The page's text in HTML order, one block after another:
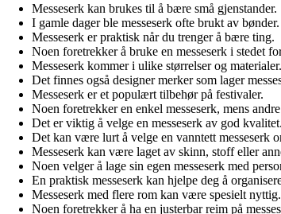
Messeserk kan brukes til å bære små gjenstander.
I gamle dager ble messeserk ofte brukt av bønder.
Messeserk er praktisk når du trenger å bære ting.
Noen foretrekker å bruke en messeserk i stedet
Messeserk kommer i ulike størrelser og materialer.
Det finnes også designer merker som lager
Messeserk er et populært tilbehør på festivaler.
Noen foretrekker en enkel messeserk, mens
Det er viktig å velge en messeserk av god kvalitet.
Det kan være lurt å velge en vanntett messeserk
Messeserk kan være laget av skinn, stoff eller
Noen velger å lage sin egen messeserk med
En praktisk messeserk kan hjelpe deg å
Messeserk med flere rom kan være spesielt nyttig.
Noen foretrekker å ha en justerbar reim på